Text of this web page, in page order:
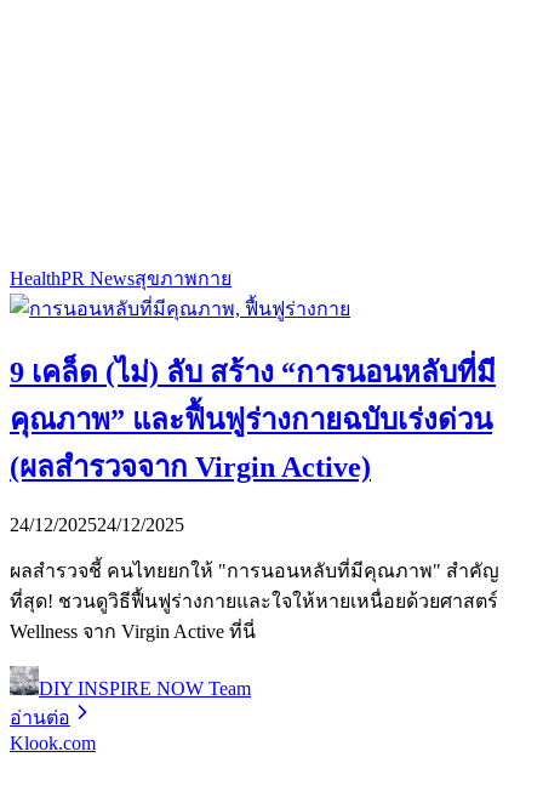
HealthPR Newsสุขภาพกาย
9 เคล็ด (ไม่) ลับ สร้าง “การนอนหลับที่มี
คุณภาพ” และฟื้นฟูร่างกายฉบับเร่งด่วน
(ผลสำรวจจาก Virgin Active)
24/12/202524/12/2025
ผลสำรวจชี้ คนไทยยกให้ "การนอนหลับที่มีคุณภาพ" สำคัญ
ที่สุด! ชวนดูวิธีฟื้นฟูร่างกายและใจให้หายเหนื่อยด้วยศาสตร์
Wellness จาก Virgin Active ที่นี่
DIY INSPIRE NOW Team
อ่านต่อ
Klook.com